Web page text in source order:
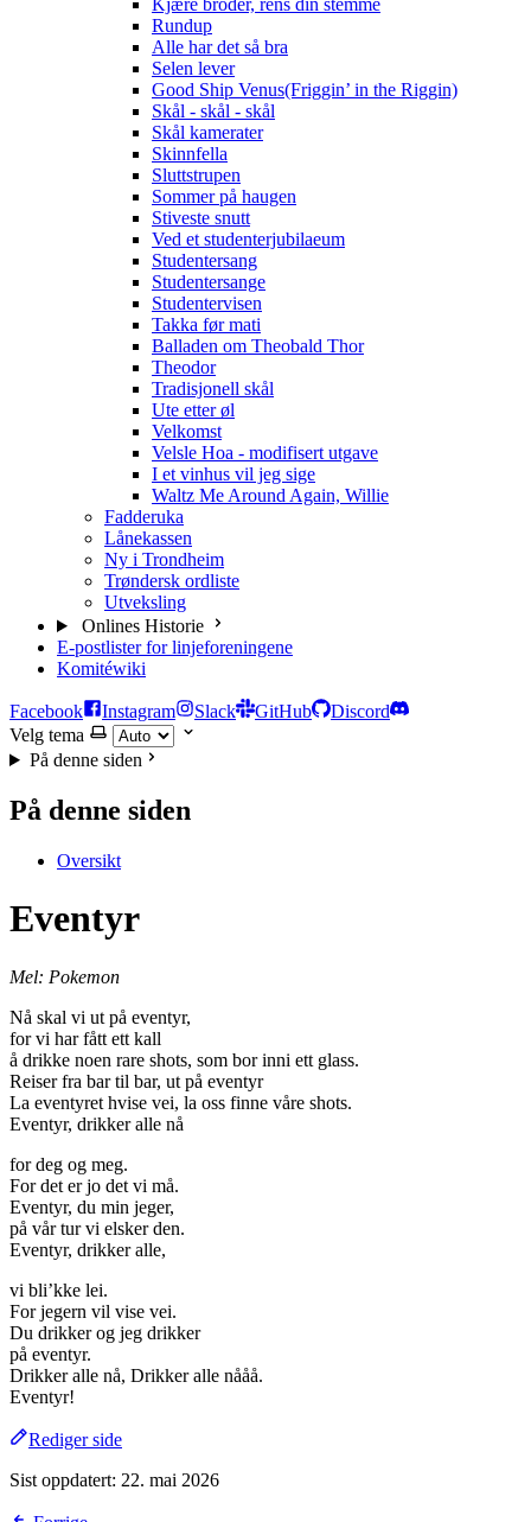
Kjære broder, rens din stemme
Rundup
Alle har det så bra
Selen lever
Good Ship Venus(Friggin’ in the Riggin)
Skål - skål - skål
Skål kamerater
Skinnfella
Sluttstrupen
Sommer på haugen
Stiveste snutt
Ved et studenterjubilaeum
Studentersang
Studentersange
Studentervisen
Takka før mati
Balladen om Theobald Thor
Theodor
Tradisjonell skål
Ute etter øl
Velkomst
Velsle Hoa - modifisert utgave
I et vinhus vil jeg sige
Waltz Me Around Again, Willie
Fadderuka
Lånekassen
Ny i Trondheim
Trøndersk ordliste
Utveksling
Onlines Historie
E-postlister for linjeforeningene
Komitéwiki
Facebook Instagram Slack GitHub
Discord
Velg tema
På denne siden
På denne siden
Oversikt
Eventyr
Mel: Pokemon
Nå skal vi ut på eventyr,
for vi har fått ett kall
å drikke noen rare shots, som bor inni ett glass.
Reiser fra bar til bar, ut på eventyr
La eventyret hvise vei, la oss finne våre shots.
Eventyr, drikker alle nå
for deg og meg.
For det er jo det vi må.
Eventyr, du min jeger,
på vår tur vi elsker den.
Eventyr, drikker alle,
vi bli’kke lei.
For jegern vil vise vei.
Du drikker og jeg drikker
på eventyr.
Drikker alle nå, Drikker alle nååå.
Eventyr!
Rediger side
Sist oppdatert: 22. mai 2026